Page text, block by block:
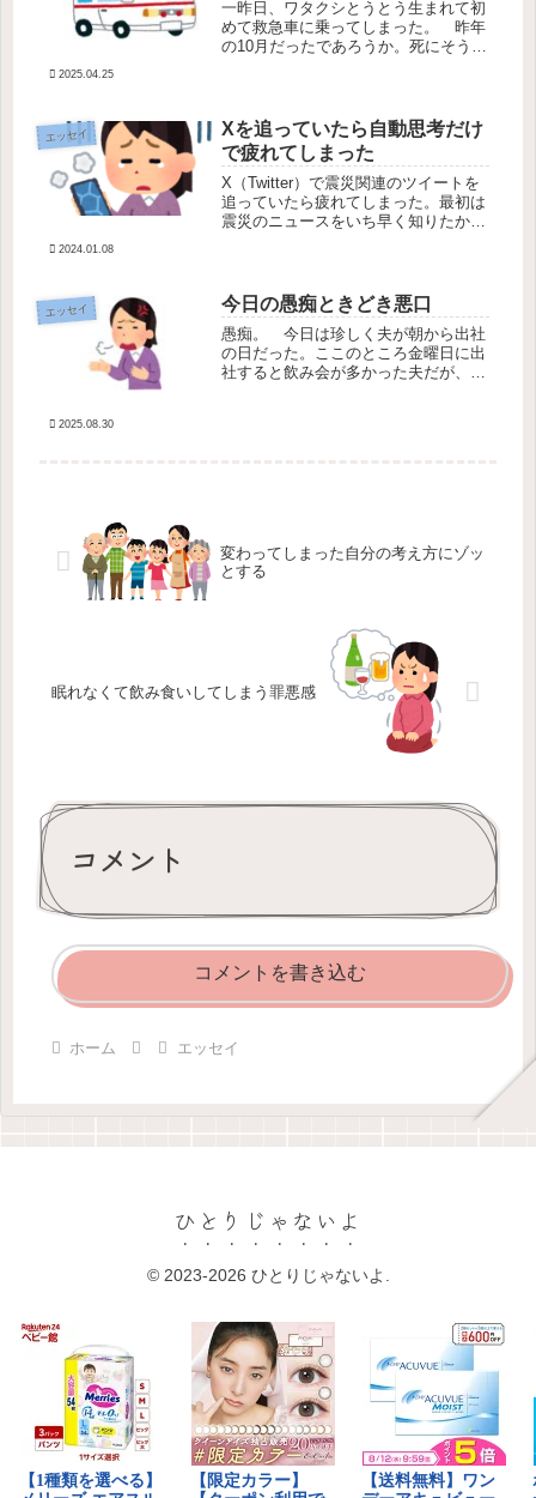
一昨日、ワタクシとうとう生まれて初
めて救急車に乗ってしまった。 昨年
の10月だったであろうか。死にそうに
車呼んで下さい。」と言われたことが
あ...
2025.04.25
エッセイ
Xを追っていたら自動思考だけ
で疲れてしまった
X（Twitter）で震災関連のツイートを
追っていたら疲れてしまった。最初は
震災のニュースをいち早く知りたかっ
しか出てこなくなってしまった...
2024.01.08
エッセイ 今日の愚痴ときどき悪口
愚痴。 今日は珍しく夫が朝から出社
の日だった。ここのところ金曜日に出
社すると飲み会が多かった夫だが、今
2025.08.30
変わってしまった自分の考え方にゾッ
とする
眠れなくて飲み食いしてしまう罪悪感
コメント
コメントを書き込む
ホーム エッセイ
ひとりじゃないよ
© 2023-2026 ひとりじゃないよ.